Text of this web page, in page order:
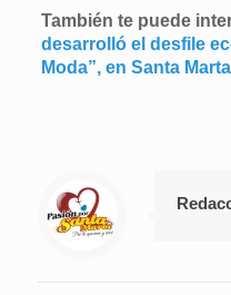
También te puede
desarrolló el desfile
Moda”, en Santa Marta